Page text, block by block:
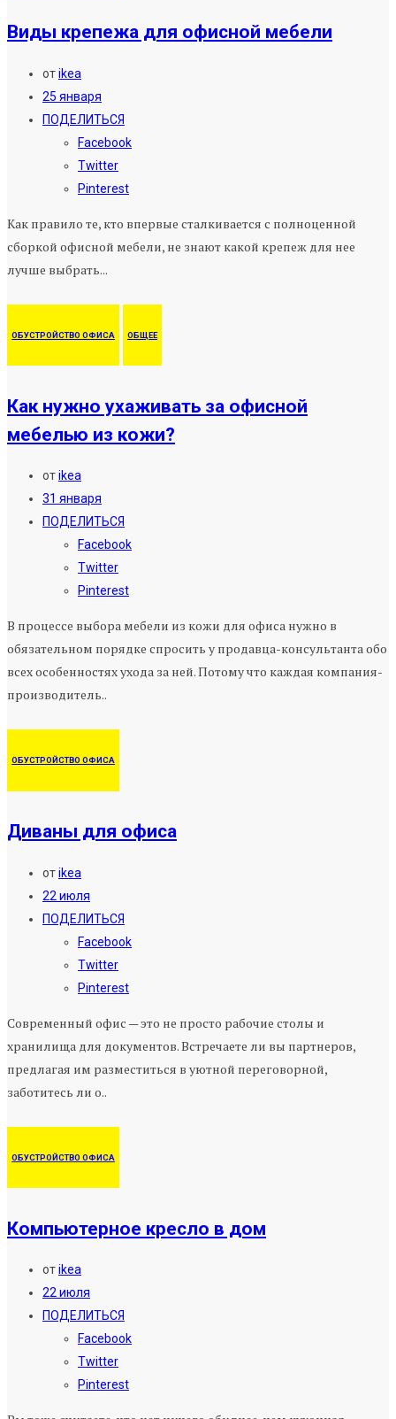
Виды крепежа для офисной мебели
отikea
25 января
ПОДЕЛИТЬСЯ
Facebook
Twitter
Pinterest
Как правило те, кто впервые сталкивается с полноценной
сборкой офисной мебели, не знают какой крепеж для нее
лучше выбрать...
ОБУСТРОЙСТВО ОФИСА ОБЩЕЕ
Как нужно ухаживать за офисной
мебелью из кожи?
отikea
31 января
ПОДЕЛИТЬСЯ
Facebook
Twitter
Pinterest
В процессе выбора мебели из кожи для офиса нужно в
обязательном порядке спросить у продавца-консультанта обо
всех особенностях ухода за ней. Потому что каждая компания-
производитель..
ОБУСТРОЙСТВО ОФИСА
Диваны для офиса
отikea
22 июля
ПОДЕЛИТЬСЯ
Facebook
Twitter
Pinterest
Современный офис — это не просто рабочие столы и
хранилища для документов. Встречаете ли вы партнеров,
предлагая им разместиться в уютной переговорной,
заботитесь ли о..
ОБУСТРОЙСТВО ОФИСА
Компьютерное кресло в дом
отikea
22 июля
ПОДЕЛИТЬСЯ
Facebook
Twitter
Pinterest